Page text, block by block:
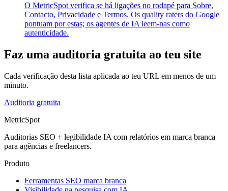
O MetricSpot verifica se há ligações no rodapé para Sobre,
Contacto, Privacidade e Termos. Os quality raters do Google
pontuam por estas; os agentes de IA leem-nas como
autenticidade.
Faz uma auditoria gratuita ao teu site
Cada verificação desta lista aplicada ao teu URL em menos de um
minuto.
Auditoria gratuita
MetricSpot
Auditorias SEO + legibilidade IA com relatórios em marca branca
para agências e freelancers.
Produto
Ferramentas SEO marca branca